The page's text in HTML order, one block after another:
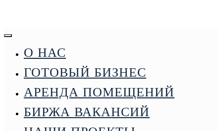
О НАС
ГОТОВЫЙ БИЗНЕС
АРЕНДА ПОМЕЩЕНИЙ
БИРЖА ВАКАНСИЙ